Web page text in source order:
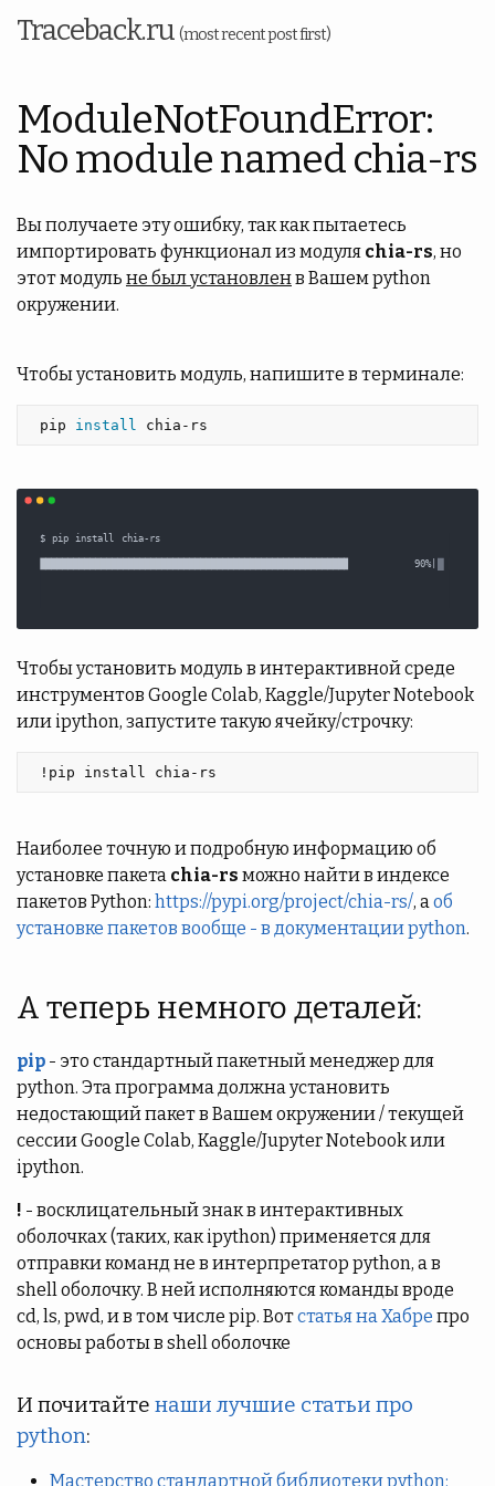
Traceback.ru (most recent post first)
ModuleNotFoundError:
No module named chia-rs
Вы получаете эту ошибку, так как пытаетесь
импортировать функционал из модуля chia-rs, но
этот модуль не был установленв Вашем python
окружении.
Чтобы установить модуль, напишите в терминале:
pip install chia-rs
Чтобы установить модуль в интерактивной среде
инструментов Google Colab, Kaggle/Jupyter Notebook
или ipython, запустите такую ячейку/строчку:
!pip install chia-rs
Наиболее точную и подробную информацию об
установке пакета chia-rs можно найти в индексе
пакетов Python: https://pypi.org/project/chia-rs/, аоб
установке пакетов вообще - в документации python.
А теперь немного деталей:
pip - это стандартный пакетный менеджер для
python. Эта программа должна установить
недостающий пакет в Вашем окружении / текущей
сессии Google Colab, Kaggle/Jupyter Notebook или
ipython.
! - восклицательный знак в интерактивных
оболочках (таких, как ipython) применяется для
отправки команд не в интерпретатор python, а в
shell оболочку. В ней исполняются команды вроде
cd, ls, pwd, и в том числе pip. Вотстатья на Хабре про
основы работы в shell оболочке
И почитайте наши лучшие статьи про
python:
Мастерство стандартной библиотеки python: